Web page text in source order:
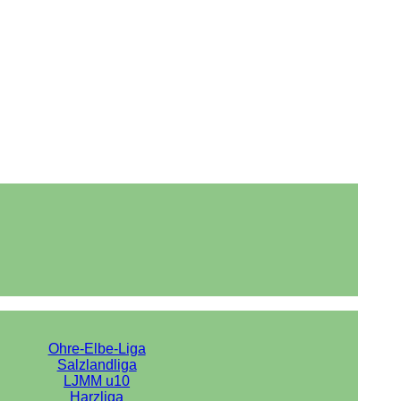
Ohre-Elbe-Liga
Salzlandliga
LJMM u10
Harzliga